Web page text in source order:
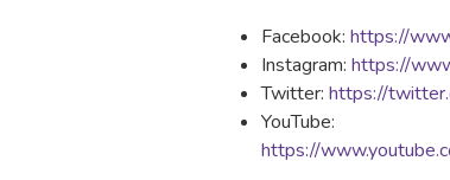
Facebook: https://
Instagram: https://
Twitter: https://
YouTube:
https://